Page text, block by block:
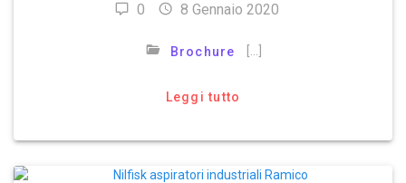
0 8 Gennaio 2020
Brochure
Leggi tutto